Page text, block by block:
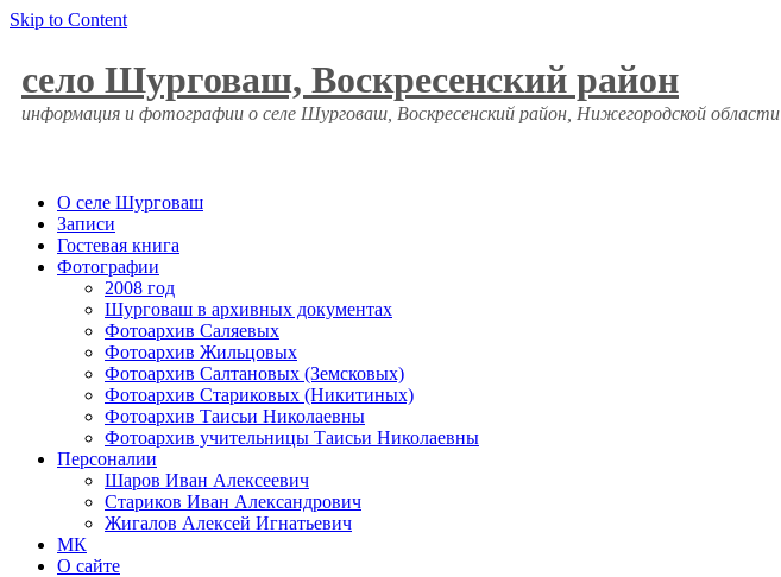
Skip to Content
село Шурговаш, Воскресенский район
информация и фотографии о селе Шурговаш, Воскресенский район, Нижегородской области
О селе Шурговаш
Записи
Гостевая книга
Фотографии
2008 год
Шурговаш в архивных документах
Фотоархив Саляевых
Фотоархив Жильцовых
Фотоархив Салтановых (Земсковых)
Фотоархив Стариковых (Никитиных)
Фотоархив Таисьи Николаевны
Фотоархив учительницы Таисьи Николаевны
Персоналии
Шаров Иван Алексеевич
Стариков Иван Александрович
Жигалов Алексей Игнатьевич
МК
О сайте